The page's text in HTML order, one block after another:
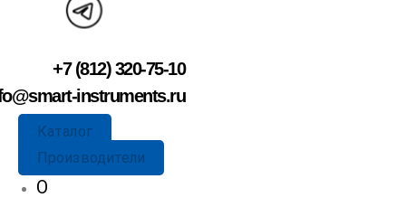
+7 (812) 320-75-10
instruments.ru
Каталог
Производители
О